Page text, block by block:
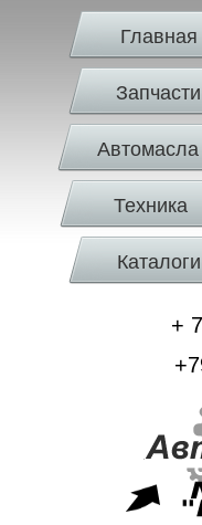
Главная
Запчасти
Автомасла
Техника
Каталоги
+